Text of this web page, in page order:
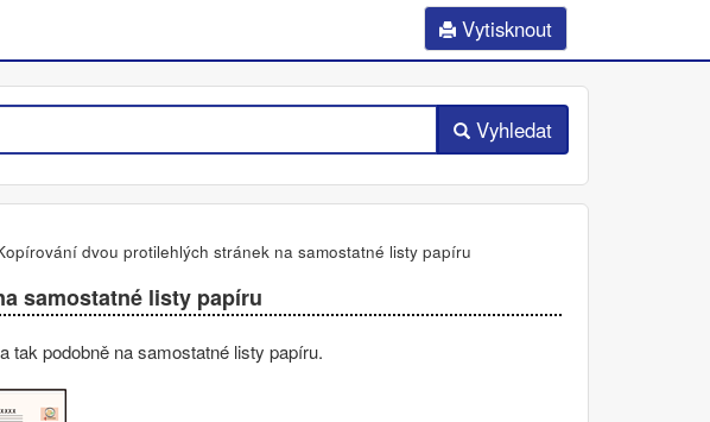
Vytisknout
Vyhledat
dvou protilehlých stránek na samostatné listy papíru
samostatné listy papíru
tak podobně na samostatné listy papíru.